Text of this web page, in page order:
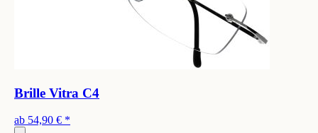
Brille Vitra C4
ab 54,90 € *